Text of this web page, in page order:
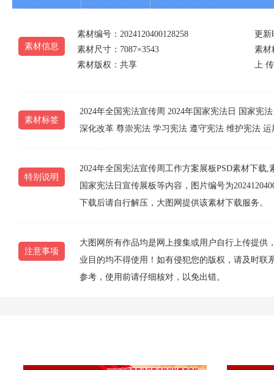
素材信息
素材编号：2024120400128258
更新
素材尺寸：7087×3543
素材
素材版权：共享
上
素材标签
2024年全国宪法宣传周 2024年国家宪法日
国家宪
深化改革 尊崇宪法 学习宪法 遵守宪法 维护宪法 运
特别说明
2024年全国宪法宣传周工作方案展板PSD素材下
国家宪法日宣传展板等内容，图片编号为
下载后请自行解压，大图网提供该素材下载服务。
注意事项
大图网所有作品均是网上搜集或用户自行上传提
业目的均不得使用！如有侵犯您的版权，请及时联
参考，使用前请仔细核对，以免出错。